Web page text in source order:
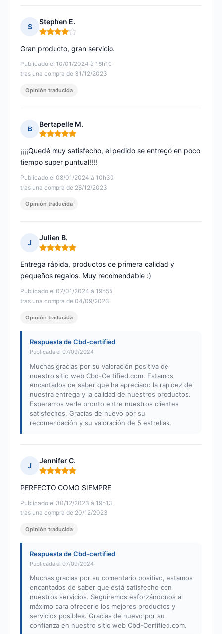
S
Stephen E.
Nota: 4 de 5
Publicado el 10/01/2024 à 16h10
tras una compra de 31/12/2023
Gran producto, gran servicio.
Opinión traducida
B
Bertapelle M.
Nota: 5 de 5
Publicado el 08/01/2024 à 10h30
tras una compra de 28/12/2023
¡¡¡¡Quedé muy satisfecho, el pedido se entregó en poco
tiempo super puntual!!!!
Opinión traducida
J
Julien B.
Nota: 5 de 5
Publicado el 07/01/2024 à 19h55
tras una compra de 04/09/2023
Entrega rápida, productos de primera calidad y
pequeños regalos. Muy recomendable :)
Opinión traducida
Respuesta de Cbd-certified
Publicada el 07/09/2024
Muchas gracias por su valoración positiva de
nuestro sitio web Cbd-Certified.com. Estamos
encantados de saber que ha apreciado la rapidez de
nuestra entrega y la calidad de nuestros productos.
Esperamos verle pronto entre nuestros clientes
satisfechos. Gracias de nuevo por su
recomendación y su valoración de 5 estrellas.
J
Jennifer C.
Nota: 5 de 5
Publicado el 30/12/2023 à 19h13
tras una compra de 20/12/2023
PERFECTO COMO SIEMPRE
Opinión traducida
Respuesta de Cbd-certified
Publicada el 07/09/2024
Muchas gracias por su comentario positivo, estamos
encantados de saber que está satisfecho con
nuestros servicios. Seguiremos esforzándonos al
máximo para ofrecerle los mejores productos y
servicios posibles. Gracias de nuevo por su
confianza en nuestro sitio web Cbd-Certified.com.